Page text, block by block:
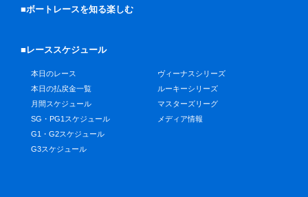
■ボートレースを知る楽しむ
■レーススケジュール
本日のレース
本日の払戻金一覧
月間スケジュール
SG・PG1スケジュール
G1・G2スケジュール
G3スケジュール
ヴィーナスシリーズ
ルーキーシリーズ
マスターズリーグ
メディア情報